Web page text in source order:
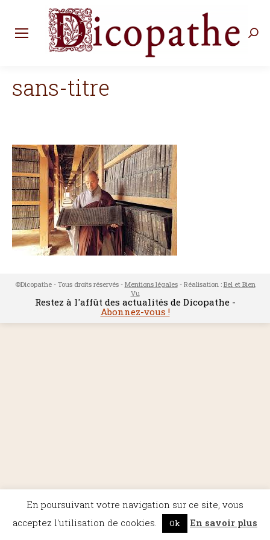
sans-titre
©Dicopathe - Tous droits réservés - Mentions légales- Réalisation : Bel et Bien
Vu
Restez à l'affût des actualités de Dicopathe -
Abonnez-vous !
En poursuivant votre navigation sur ce site, vous
acceptez l'utilisation de cookies.
Ok En savoir plus